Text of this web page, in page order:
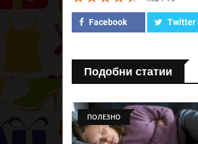
Facebook Twitter
Подобни статии
ПОЛЕЗНО